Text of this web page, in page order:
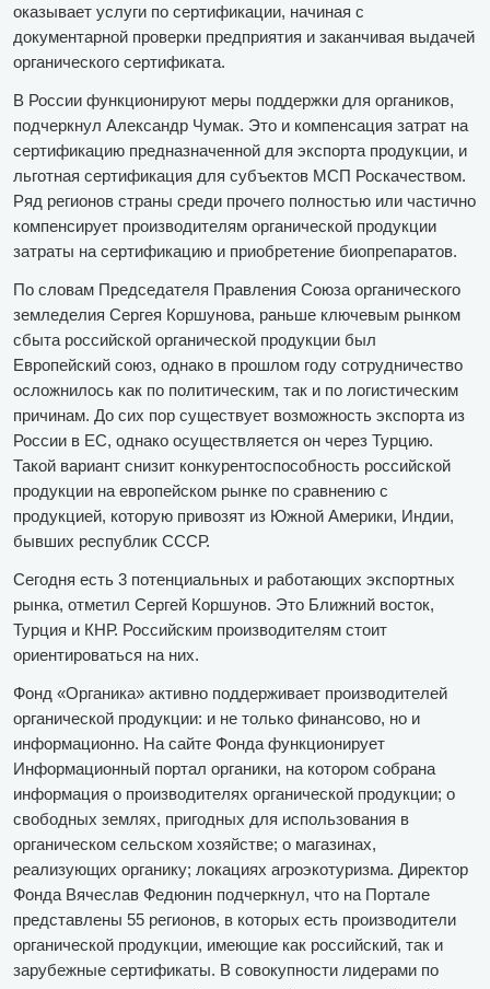
оказывает услуги по сертификации, начиная с
документарной проверки предприятия и заканчивая выдачей
органического сертификата.
В России функционируют меры поддержки для органиков,
подчеркнул Александр Чумак. Это и компенсация затрат на
сертификацию предназначенной для экспорта продукции, и
льготная сертификация для субъектов МСП Роскачеством.
Ряд регионов страны среди прочего полностью или частично
компенсирует производителям органической продукции
затраты на сертификацию и приобретение биопрепаратов.
По словам Председателя Правления Союза органического
земледелия Сергея Коршунова, раньше ключевым рынком
сбыта российской органической продукции был
Европейский союз, однако в прошлом году сотрудничество
осложнилось как по политическим, так и по логистическим
причинам. До сих пор существует возможность экспорта из
России в ЕС, однако осуществляется он через Турцию.
Такой вариант снизит конкурентоспособность российской
продукции на европейском рынке по сравнению с
продукцией, которую привозят из Южной Америки, Индии,
бывших республик СССР.
Сегодня есть 3 потенциальных и работающих экспортных
рынка, отметил Сергей Коршунов. Это Ближний восток,
Турция и КНР. Российским производителям стоит
ориентироваться на них.
Фонд «Органика» активно поддерживает производителей
органической продукции: и не только финансово, но и
информационно. На сайте Фонда функционирует
Информационный портал органики, на котором собрана
информация о производителях органической продукции; о
свободных землях, пригодных для использования в
органическом сельском хозяйстве; о магазинах,
реализующих органику; локациях агроэкотуризма. Директор
Фонда Вячеслав Федюнин подчеркнул, что на Портале
представлены 55 регионов, в которых есть производители
органической продукции, имеющие как российский, так и
зарубежные сертификаты. В совокупности лидерами по